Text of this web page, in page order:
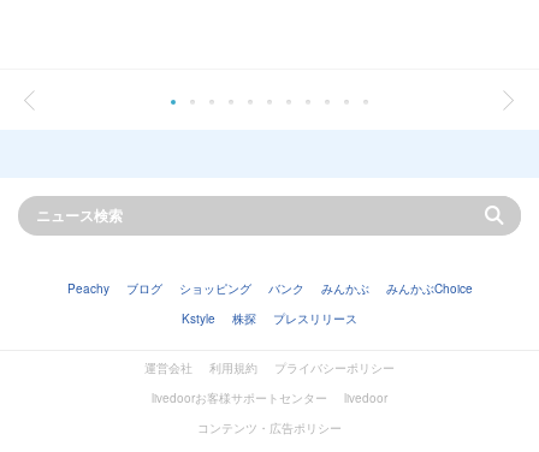
Peachy ブログ ショッピング バンク みんかぶ
みんかぶChoice
Kstyle
株探 プレスリリース
運営会社 利用規約
プライバシーポリシー
livedoorお客様サポートセンター
livedoor
コンテンツ・広告ポリシー